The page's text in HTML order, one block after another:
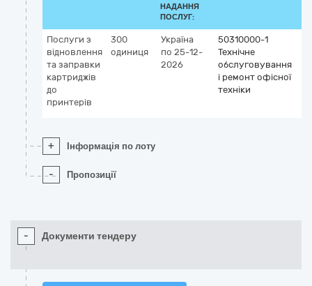
НАДАННЯ
ПОСЛУГ:
Послуги з
відновлення
та заправки
картриджів
до
принтерів
300
одиниця
Україна
по 25-12-
2026
50310000-1
Технічне
обслуговування
і ремонт офісної
техніки
+ Інформація по лоту
- Пропозиції
- Документи тендеру